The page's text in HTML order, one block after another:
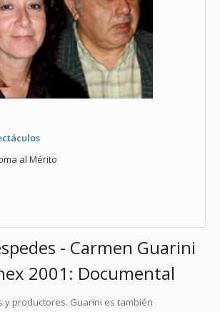
al Mérito
- Carmen Guarini
2001: Documental
y productores. Guarini es también